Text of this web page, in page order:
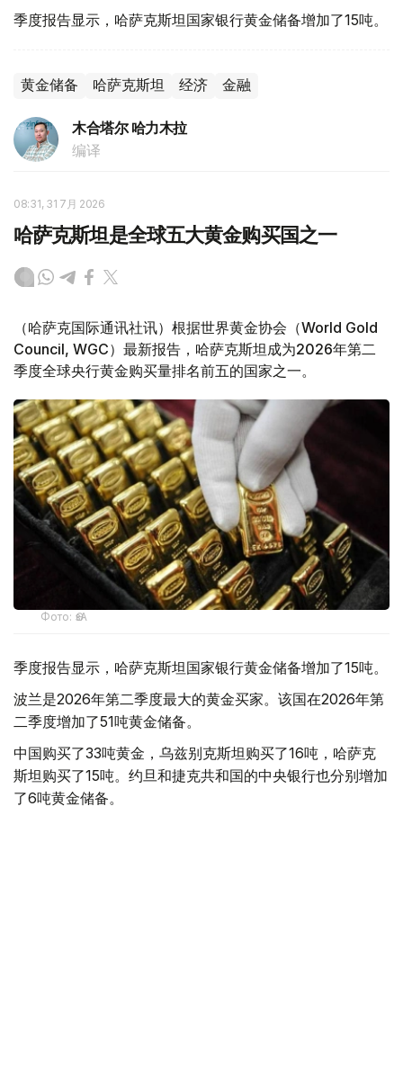
季度报告显示，哈萨克斯坦国家银行黄金储备增加了15吨。
黄金储备 哈萨克斯坦 经济 金融
木合塔尔 哈力木拉
编译
08:31, 31 7月 2026
哈萨克斯坦是全球五大黄金购买国之一
（哈萨克国际通讯社讯）根据世界黄金协会（World Gold
Council, WGC）最新报告，哈萨克斯坦成为2026年第二
季度全球央行黄金购买量排名前五的国家之一。
Фото: ӨзА
季度报告显示，哈萨克斯坦国家银行黄金储备增加了15吨。
波兰是2026年第二季度最大的黄金买家。该国在2026年第
二季度增加了51吨黄金储备。
中国购买了33吨黄金，乌兹别克斯坦购买了16吨，哈萨克
斯坦购买了15吨。约旦和捷克共和国的中央银行也分别增加
了6吨黄金储备。